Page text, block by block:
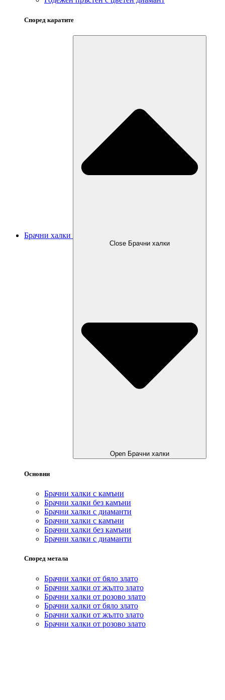
Според каратите
Брачни халки
Close Брачни халки
Open Брачни халки
Основни
Брачни халки с камъни
Брачни халки без камъни
Брачни халки с диаманти
Брачни халки с камъни
Брачни халки без камъни
Брачни халки с диаманти
Според метала
Брачни халки от бяло злато
Брачни халки от жълто злато
Брачни халки от розово злато
Брачни халки от бяло злато
Брачни халки от жълто злато
Брачни халки от розово злато